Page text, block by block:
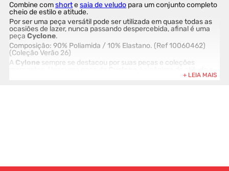
Combine com short e saia de veludo para um conjunto completo
cheio de estilo e atitude.
Por ser uma peça versátil pode ser utilizada em quase todas as
ocasiões de lazer, nunca passando despercebida, afinal é uma
peça Cyclone.
Composição: 90% Poliamida / 10% Elastano. (Ref 10060462)
(Coleção Verão 26)
A Cylone sempre se destacou por suas peças e coleções